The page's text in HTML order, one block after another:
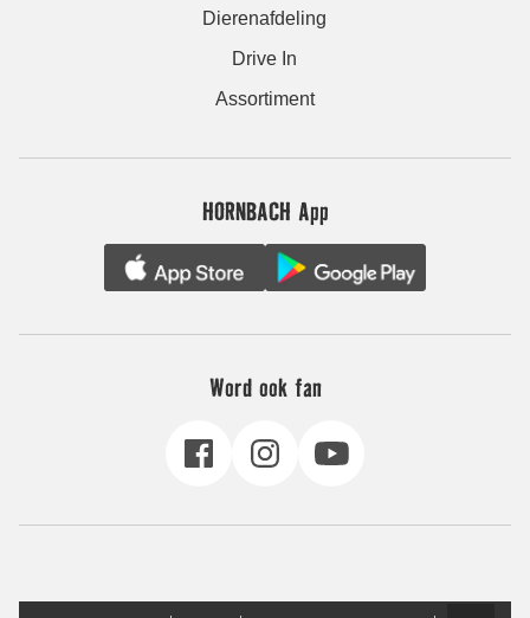
Dierenafdeling
Drive In
Assortiment
HORNBACH App
Word ook fan